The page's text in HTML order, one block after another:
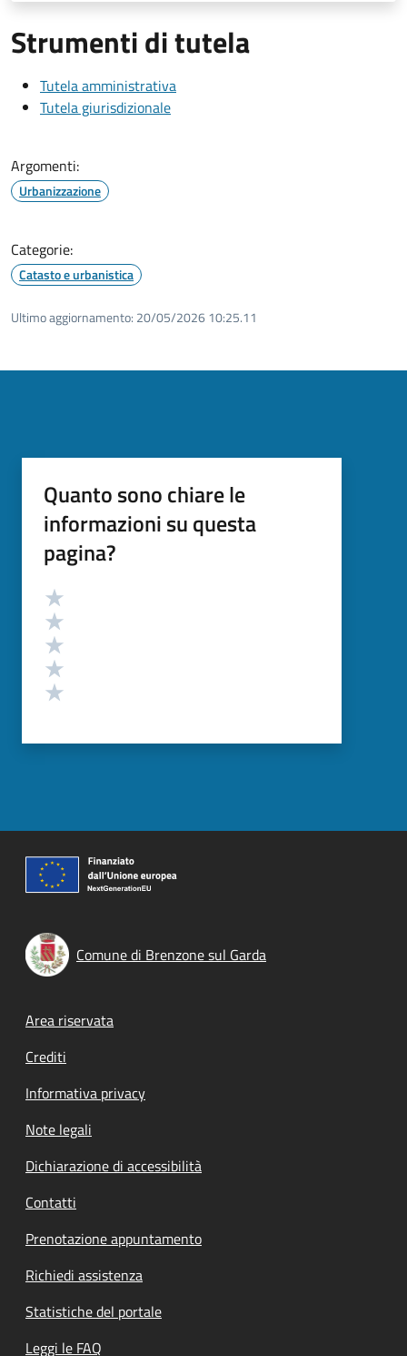
Strumenti di tutela
Tutela amministrativa
Tutela giurisdizionale
Argomenti:
Urbanizzazione
Categorie:
Catasto e urbanistica
Ultimo aggiornamento: 20/05/2026 10:25.11
Quanto sono chiare le
informazioni su questa
pagina?
Valutazione
Comune di Brenzone sul Garda
Footer menu
Area riservata
Crediti
Informativa privacy
Note legali
Dichiarazione di accessibilità
Contatti
Prenotazione appuntamento
Richiedi assistenza
Statistiche del portale
Leggi le FAQ